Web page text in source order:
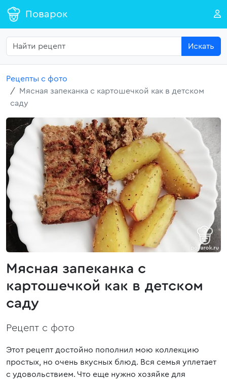
Поварок
Искать
Рецепты с фото
Мясная запеканка с картошечкой как в детском
саду
Мясная запеканка с
картошечкой как в детском
саду
Рецепт с фото
Этот рецепт достойно пополнил мою коллекцию
простых, но очень вкусных блюд. Вся семья уплетает
с удовольствием. Что еще нужно хозяйке для